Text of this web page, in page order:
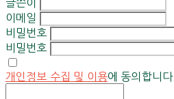
글쓴이
이메일
비밀번호
비밀번호
개인정보 수집 및 이용에 동의합니다.